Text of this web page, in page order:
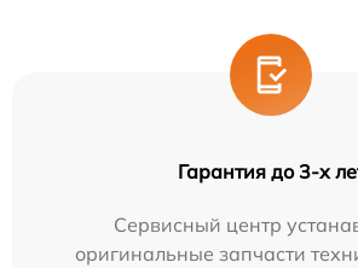
Гарантия до 3-х
Сервисный центр
оригинальные запчасти